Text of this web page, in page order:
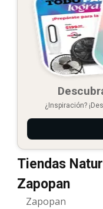
¿Inspiración?
Tiendas
Zapopan
Zapopan